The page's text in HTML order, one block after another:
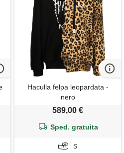
Haculla felpa leopardata -
nero
589,00 €
Sped. gratuita
S